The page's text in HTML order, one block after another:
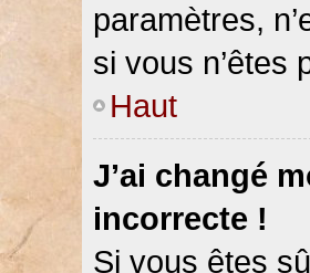
paramètres,
si vous n’êtes
Haut
J’ai changé
incorrecte !
Si vous êtes